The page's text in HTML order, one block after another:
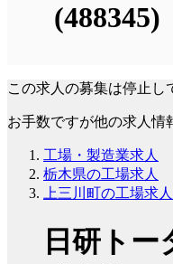
(488345)
この求人の募集は停止し
お手数ですが他の求人情
工場・製造業求人
栃木県の工場求人
上三川町の工場求人
日研ト